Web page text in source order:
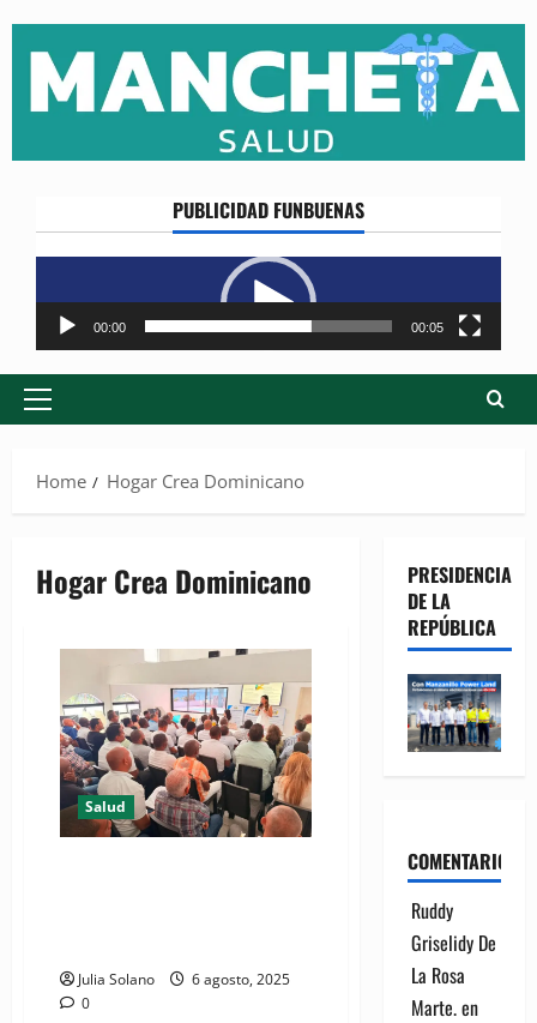
content
PUBLICIDAD FUNBUENAS
Reproductor
de
vídeo
00:00 00:05
Primary
Home
Hogar Crea Dominicano
Hogar Crea Dominicano
Salud
Julia Solano
6 agosto, 2025
0
PRESIDENCIA
DE LA
REPÚBLICA
COMENTARIOS
Ruddy
Griselidy De
La Rosa
Marte.en